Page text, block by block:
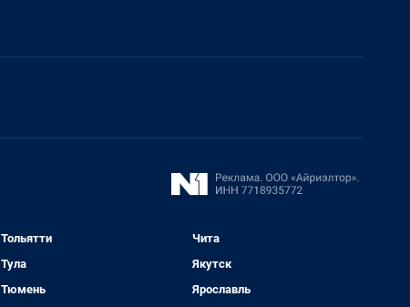
Тольятти
Тула
Тюмень
Чита
Якутск
Ярославль